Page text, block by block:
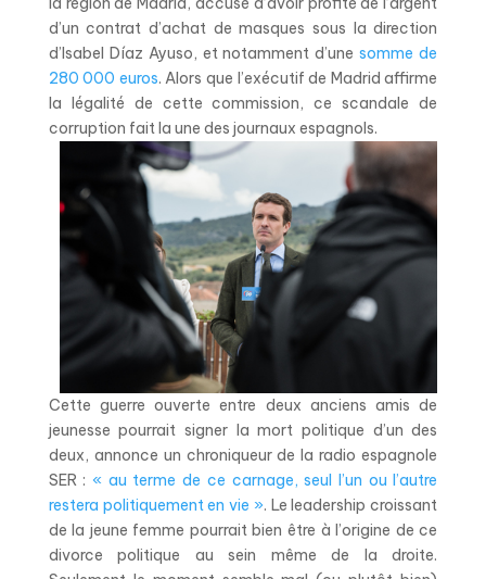
d’un contrat d’achat de masques sous la direction
d’Isabel Díaz Ayuso, et notamment d’unesomme de
280 000 euros. Alors que l’exécutif de Madrid affirme
la légalité de cette commission, ce scandale de
corruption fait la une des journaux espagnols.
Cette guerre ouverte entre deux anciens amis de
jeunesse pourrait signer la mort politique d’un des
deux, annonce un chroniqueur de la radio espagnole
SER : « au terme de ce carnage, seul l’un ou l’autre
restera politiquement en vie ». Le leadership croissant
de la jeune femme pourrait bien être à l’origine de ce
divorce politique au sein même de la droite.